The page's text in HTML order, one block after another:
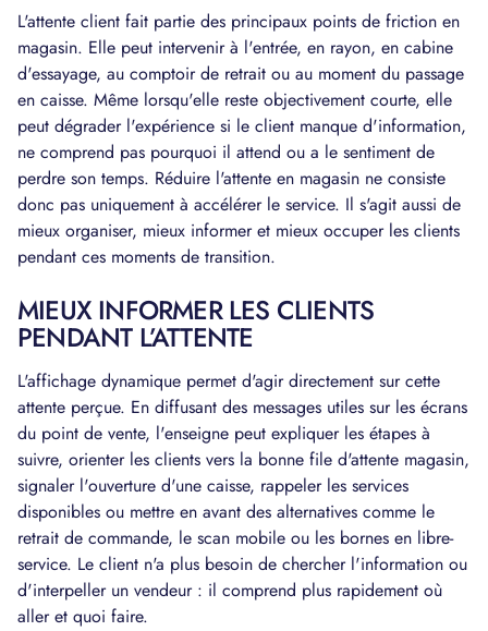
L'attente client fait partie des principaux points de friction en
magasin. Elle peut intervenir à l'entrée, en rayon, en cabine
d'essayage, au comptoir de retrait ou au moment du passage
en caisse. Même lorsqu'elle reste objectivement courte, elle
peut dégrader l'expérience si le client manque d'information,
ne comprend pas pourquoi il attend ou a le sentiment de
perdre son temps. Réduire l'attente en magasin ne consiste
donc pas uniquement à accélérer le service. Il s'agit aussi de
mieux organiser, mieux informer et mieux occuper les clients
pendant ces moments de transition.
MIEUX INFORMER LES CLIENTS
PENDANT L’ATTENTE
L'affichage dynamique permet d'agir directement sur cette
attente perçue. En diffusant des messages utiles sur les écrans
du point de vente, l'enseigne peut expliquer les étapes à
suivre, orienter les clients vers la bonne file d'attente magasin,
signaler l'ouverture d'une caisse, rappeler les services
disponibles ou mettre en avant des alternatives comme le
retrait de commande, le scan mobile ou les bornes en libre-
service. Le client n'a plus besoin de chercher l'information ou
d'interpeller un vendeur : il comprend plus rapidement où
aller et quoi faire.